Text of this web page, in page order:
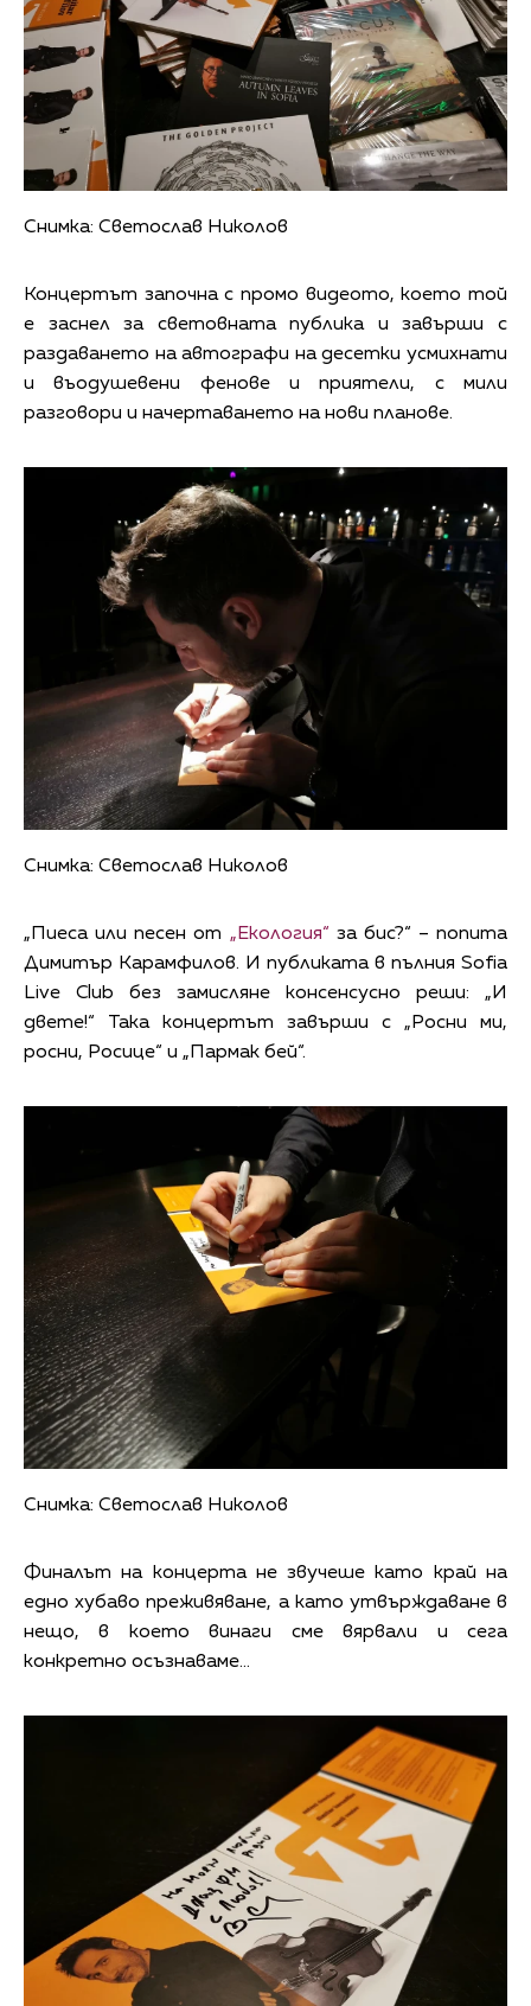
Снимка: Светослав Николов
Концертът започна с промо видеото, което той
е заснел за световната публика и завърши с
раздаването на автографи на десетки усмихнати
и въодушевени фенове и приятели, с мили
разговори и начертаването на нови планове.
Снимка: Светослав Николов
„Пиеса или песен от „Екология“ за бис?“ – попита
Димитър Карамфилов. И публиката в пълния Sofia
Live Club без замисляне консенсусно реши: „И
двете!“ Така концертът завърши с „Росни ми,
росни, Росице“ и „Пармак бей“.
Снимка: Светослав Николов
Финалът на концерта не звучеше като край на
едно хубаво преживяване, а като утвърждаване в
нещо, в което винаги сме вярвали и сега
конкретно осъзнаваме...